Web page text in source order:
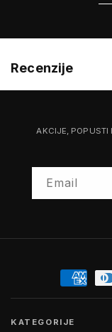
Recenzije
AKCIJE, POPUSTI
Email
KATEGORIJE